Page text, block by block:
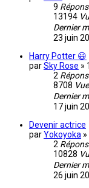
9
13194
Dernier
23 juin
Harry Potter 😃
parSky Rose »
2
8708
Dernier
17 juin
Devenir actrice
parYokoyoka »
2
10828
Dernier
26 juin